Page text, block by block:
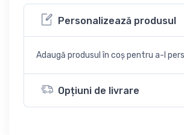
Personalizează produsul
Adaugă produsul în coș pentru a-l
Opțiuni de livrare